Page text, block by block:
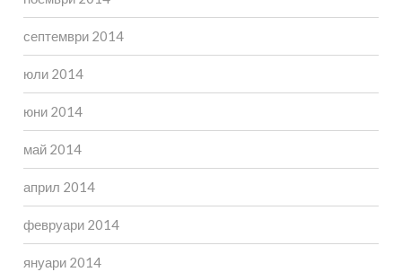
септември 2014
юли 2014
юни 2014
май 2014
април 2014
февруари 2014
януари 2014